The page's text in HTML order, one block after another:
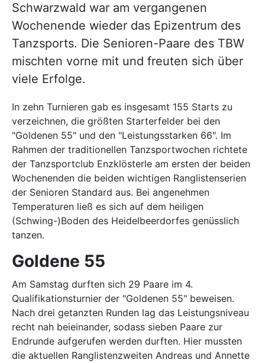
Schwarzwald war am vergangenen
Wochenende wieder das Epizentrum des
Tanzsports. Die Senioren-Paare des TBW
mischten vorne mit und freuten sich über
viele Erfolge.
In zehn Turnieren gab es insgesamt 155 Starts zu
verzeichnen, die größten Starterfelder bei den
"Goldenen 55" und den "Leistungsstarken 66". Im
Rahmen der traditionellen Tanzsportwochen richtete
der Tanzsportclub Enzklösterle am ersten der beiden
Wochenenden die beiden wichtigen Ranglistenserien
der Senioren Standard aus. Bei angenehmen
Temperaturen ließ es sich auf dem heiligen
(Schwing-)Boden des Heidelbeerdorfes genüsslich
tanzen.
Goldene 55
Am Samstag durften sich 29 Paare im 4.
Qualifikationsturnier der "Goldenen 55" beweisen.
Nach drei getanzten Runden lag das Leistungsniveau
recht nah beieinander, sodass sieben Paare zur
Endrunde aufgerufen werden durften. Hier mussten
die aktuellen Ranglistenzweiten Andreas und Annette